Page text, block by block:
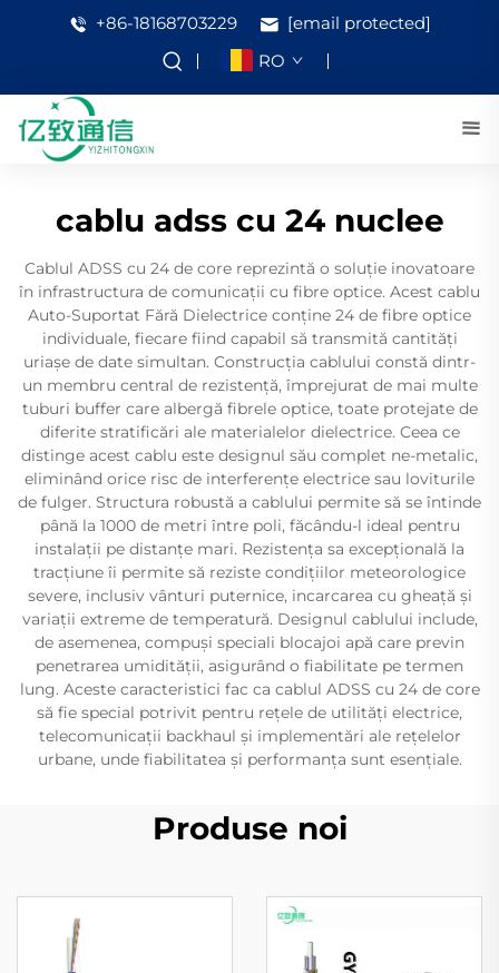
+86-18168703229
[email protected]
RO
cablu adss cu 24 nuclee
Cablul ADSS cu 24 de core reprezintă o soluție inovatoare
în infrastructura de comunicații cu fibre optice. Acest cablu
Auto-Suportat Fără Dielectrice conține 24 de fibre optice
individuale, fiecare fiind capabil să transmită cantități
uriașe de date simultan. Construcția cablului constă dintr-
un membru central de rezistență, împrejurat de mai multe
tuburi buffer care albergă fibrele optice, toate protejate de
diferite stratificări ale materialelor dielectrice. Ceea ce
distinge acest cablu este designul său complet ne-metalic,
eliminând orice risc de interferențe electrice sau loviturile
de fulger. Structura robustă a cablului permite să se întinde
până la 1000 de metri între poli, făcându-l ideal pentru
instalații pe distanțe mari. Rezistența sa excepțională la
tracțiune îi permite să reziste condițiilor meteorologice
severe, inclusiv vânturi puternice, incarcarea cu gheață și
variații extreme de temperatură. Designul cablului include,
de asemenea, compuși speciali blocajoi apă care previn
penetrarea umidității, asigurând o fiabilitate pe termen
lung. Aceste caracteristici fac ca cablul ADSS cu 24 de core
să fie special potrivit pentru rețele de utilități electrice,
telecomunicații backhaul și implementări ale rețelelor
urbane, unde fiabilitatea și performanța sunt esențiale.
Produse noi